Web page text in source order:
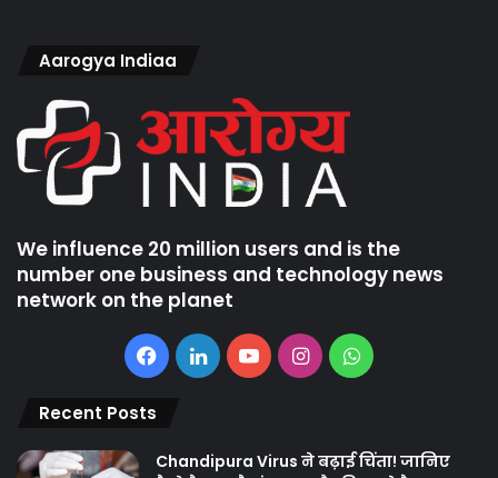
Aarogya Indiaa
We influence 20 million users and is the
number one business and technology news
network on the planet
Facebook
LinkedInYouTubeInstagramWhatsApp
Recent Posts
Chandipura Virus ने बढ़ाई चिंता! जानिए